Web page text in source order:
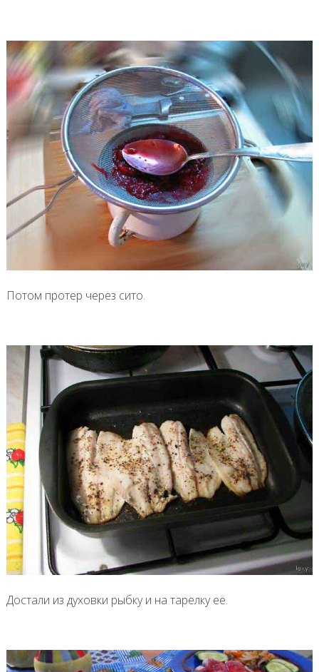
Потом протер через сито.
Достали из духовки рыбку и на тарелку её.